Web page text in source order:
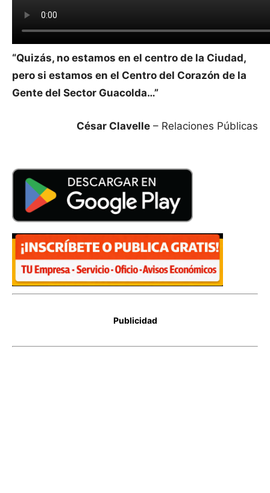
“Quizás, no estamos en el centro de la Ciudad,
pero si estamos en el Centro del Corazón de la
Gente del Sector Guacolda…”
César Clavelle – Relaciones Públicas
Publicidad